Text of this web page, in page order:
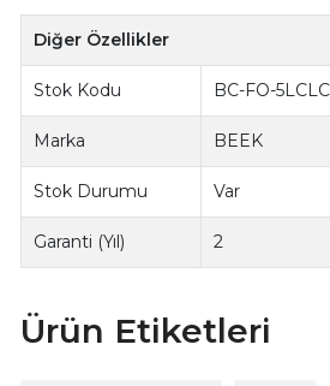
Diğer Özellikler
Stok Kodu BC-FO-
Marka BEEK
Stok Durumu Var
Garanti (Yıl) 2
Ürün Etiketleri